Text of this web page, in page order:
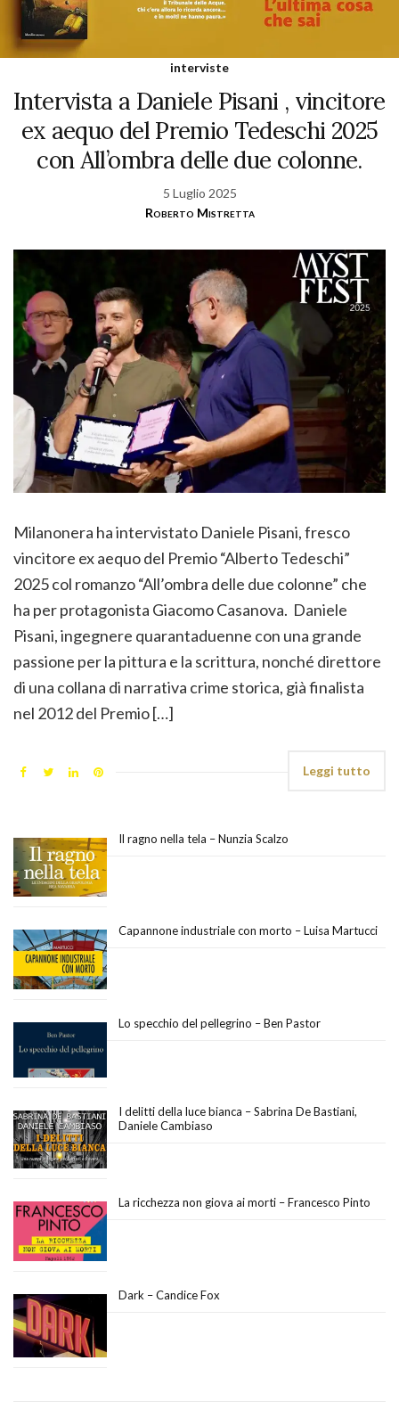
interviste
Intervista a Daniele Pisani , vincitore
ex aequo del Premio Tedeschi 2025
con All’ombra delle due colonne.
5 Luglio 2025
Roberto Mistretta
Milanonera ha intervistato Daniele Pisani, fresco
vincitore ex aequo del Premio “Alberto Tedeschi”
2025 col romanzo “All’ombra delle due colonne” che
ha per protagonista Giacomo Casanova. Daniele
Pisani, ingegnere quarantaduenne con una grande
passione per la pittura e la scrittura, nonché direttore
di una collana di narrativa crime storica, già finalista
nel 2012 del Premio […]
Leggi tutto
Il ragno nella tela – Nunzia Scalzo
Capannone industriale con morto – Luisa Martucci
Lo specchio del pellegrino – Ben Pastor
I delitti della luce bianca – Sabrina De Bastiani,
Daniele Cambiaso
La ricchezza non giova ai morti – Francesco Pinto
Dark – Candice Fox